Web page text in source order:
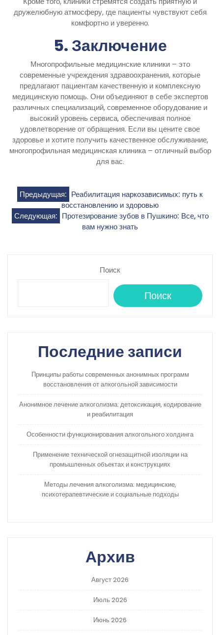
дружелюбную атмосферу, где пациенты чувствуют себя
комфортно и уверенно.
5. Заключение
Многопрофильные медицинские клиники – это
современные учреждения здравоохранения, которые
предлагают пациентам качественную и комплексную
медицинскую помощь. Они объединяют в себе экспертов
различных специализаций, современное оборудование и
высокий уровень сервиса, обеспечивая полное
удовлетворение от обращения. Если вы цените свое
здоровье и хотите получить качественное обслуживание,
многопрофильная медицинская клиника – отличный выбор
для вас.
Навигация
по
Предыдущая: Реабилитация наркозависимых: путь к
восстановлению и здоровью
Следующая: Протезирование зубов в Пушкино: Все, что
вам нужно знать
Поиск
Поиск
Последние записи
Принципы работы современных анонимных программ
восстановления от алкогольной зависимости
Анонимное лечение алкоголизма: детоксикация, кодирование
и реабилитация
Особенности функционирования алкогольного холдинга
Применение технической огнезащитной изоляции на
промышленных объектах и конструкциях
Методы лечения алкоголизма: медицинские,
психотерапевтические и социальные подходы
Архив
Август 2026
Июль 2026
Июнь 2026